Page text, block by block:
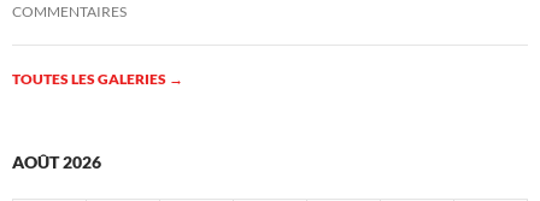
COMMENTAIRES
TOUTES LES GALERIES →
AOÛT 2026